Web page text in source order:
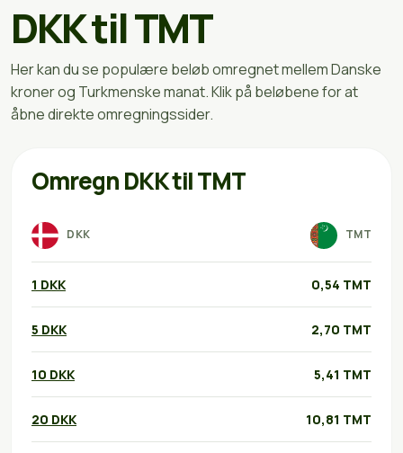
DKK til TMT
Her kan du se populære beløb omregnet mellem Danske
kroner og Turkmenske manat. Klik på beløbene for at
åbne direkte omregningssider.
Omregn DKK til TMT
DKK TMT
1 DKK 0,54 TMT
5 DKK 2,70 TMT
10 DKK 5,41 TMT
20 DKK 10,81 TMT